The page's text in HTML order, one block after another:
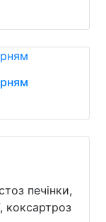
печінки,
коксартроз